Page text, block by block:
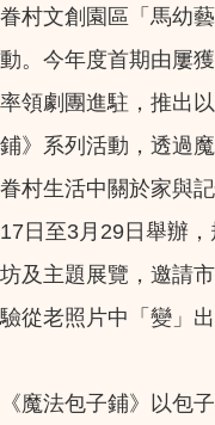
眷村文創園區「馬幼
動。今年度首期由屢
率領劇團進駐，推出
鋪》系列活動，透過
眷村生活中關於家與
17日至3月29日舉辦
坊及主題展覽，邀請
驗從老照片中「變」
《魔法包子鋪》以包